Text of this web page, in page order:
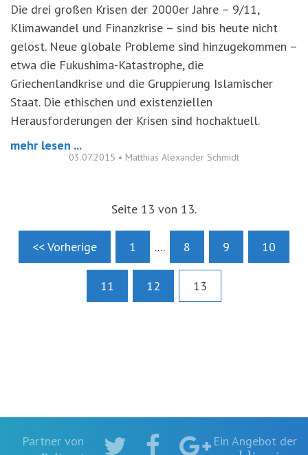
Die drei großen Krisen der 2000er Jahre – 9/11,
Klimawandel und Finanzkrise – sind bis heute nicht
gelöst. Neue globale Probleme sind hinzugekommen –
etwa die Fukushima-Katastrophe, die
Griechenlandkrise und die Gruppierung Islamischer
Staat. Die ethischen und existenziellen
Herausforderungen der Krisen sind hochaktuell.
mehr lesen ...
03.07.2015 • Matthias Alexander Schmidt
Seite 13 von 13.
<< Vorherige 1 .... 8 9 10
11 12 13
Partner von Ein Angebot der
TwitterFacebook